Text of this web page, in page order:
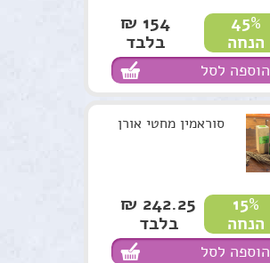
45%
הנחה
154 ₪
בלבד
הוספה לסל
סוראמין מחטי אורן
15%
הנחה
242.25 ₪
בלבד
הוספה לסל